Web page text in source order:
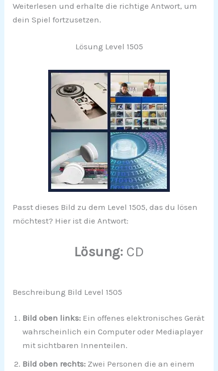
Weiterlesen und erhalte die richtige Antwort, um
dein Spiel fortzusetzen.
Lösung Level 1505
Passt dieses Bild zu dem Level 1505, das du lösen
möchtest? Hier ist die Antwort:
Lösung: CD
Beschreibung Bild Level 1505
Bild oben links: Ein offenes elektronisches Gerät
wahrscheinlich ein Computer oder Mediaplayer
mit sichtbaren Innenteilen.
Bild oben rechts: Zwei Personen die an einem